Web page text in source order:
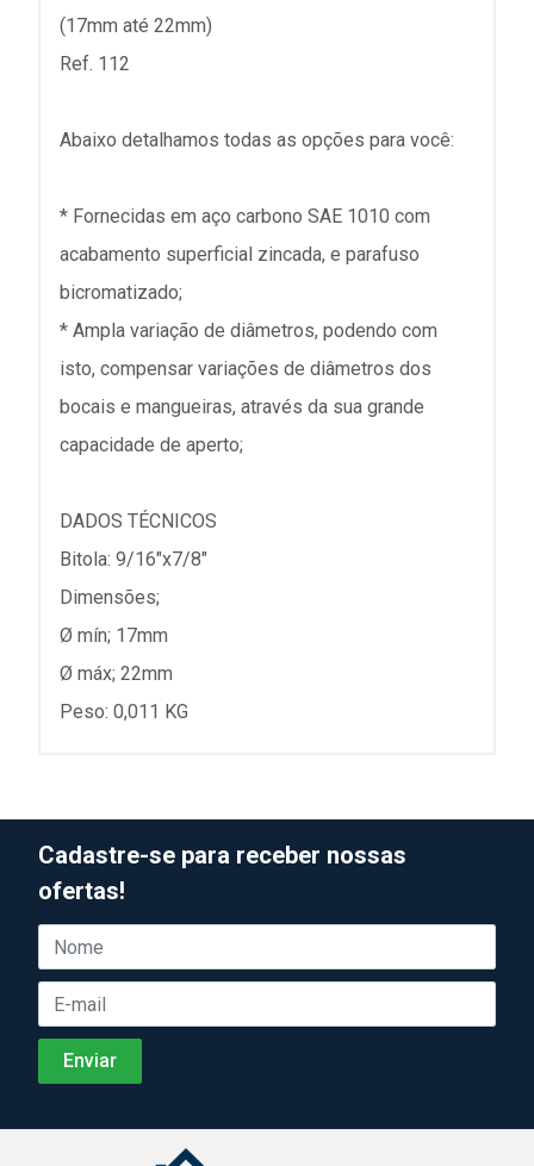
(17mm até 22mm)
Ref. 112
Abaixo detalhamos todas as opções para você:
* Fornecidas em aço carbono SAE 1010 com
acabamento superficial zincada, e parafuso
bicromatizado;
* Ampla variação de diâmetros, podendo com
isto, compensar variações de diâmetros dos
bocais e mangueiras, através da sua grande
capacidade de aperto;
DADOS TÉCNICOS
Bitola: 9/16"x7/8"
Dimensões;
Ø mín; 17mm
Ø máx; 22mm
Peso: 0,011 KG
Cadastre-se para receber nossas
ofertas!